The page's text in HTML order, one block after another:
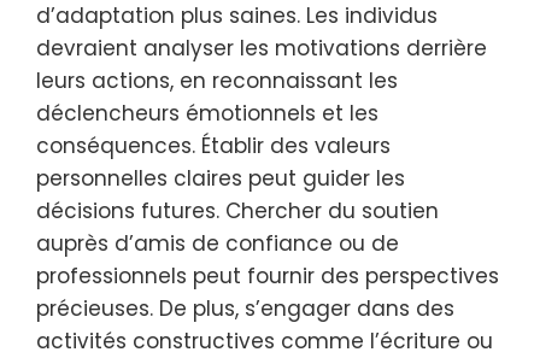
d’adaptation plus saines. Les individus
devraient analyser les motivations derrière
leurs actions, en reconnaissant les
déclencheurs émotionnels et les
conséquences. Établir des valeurs
personnelles claires peut guider les
décisions futures. Chercher du soutien
auprès d’amis de confiance ou de
professionnels peut fournir des perspectives
précieuses. De plus, s’engager dans des
activités constructives comme l’écriture ou